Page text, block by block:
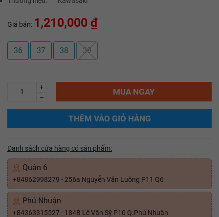
Giá bán: 1,210,000 ₫
36 37 38 39
+
–
MUA NGAY
THÊM VÀO GIỎ HÀNG
Danh sách cửa hàng có sản phẩm:
Quận 6
+84862998279 - 256a Nguyễn Văn Luông P11 Q6
Phú Nhuận
+84363315527 - 184B Lê Văn Sỹ P10 Q.Phú Nhuận